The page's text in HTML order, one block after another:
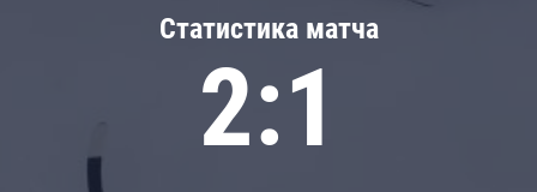
Статистика матча
2:1